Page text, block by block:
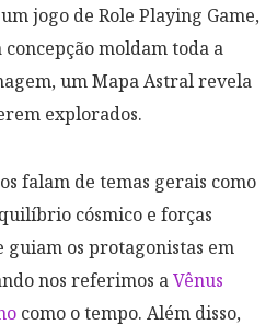
jogo de Role Playing Game,
moldam toda a
um Mapa Astral revela
explorados.
falam de temas gerais como
cósmico e forças
guiam os protagonistas em
nos referimos aVênus
como o tempo. Além disso,